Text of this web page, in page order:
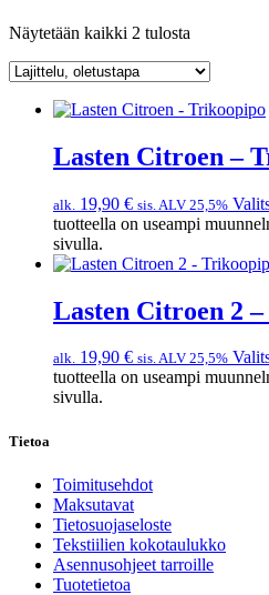
Näytetään kaikki 2 tulosta
Lasten Citroen –
alk. 19,90 € sis. ALV 25,5%
tuotteella on useampi
sivulla.
Lasten Citroen 2
alk. 19,90 € sis. ALV 25,5%
tuotteella on useampi
sivulla.
Tietoa
Toimitusehdot
Maksutavat
Tietosuojaseloste
Tekstiilien kokotaulukko
Asennusohjeet tarroille
Tuotetietoa